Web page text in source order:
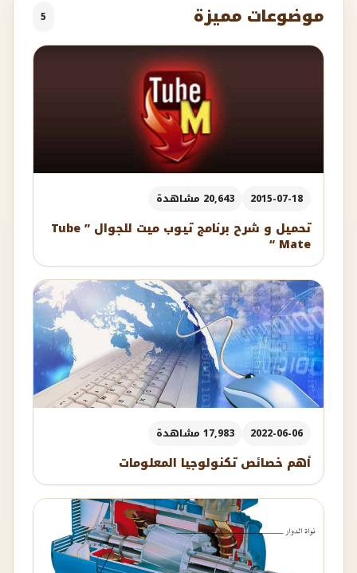
موضوعات مميزة 5
2015-07-18 20,643 مشاهدة
تحميل و شرح برنامج تيوب ميت للجوال ” Tube
Mate “
2022-06-06 17,983 مشاهدة
أهم خصائص تكنولوجيا المعلومات